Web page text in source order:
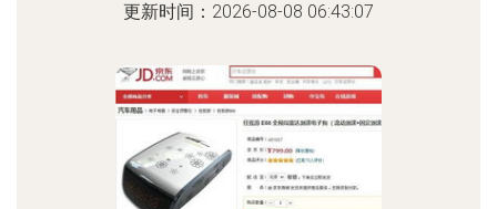
更新时间：2026-08-08 06:43:07